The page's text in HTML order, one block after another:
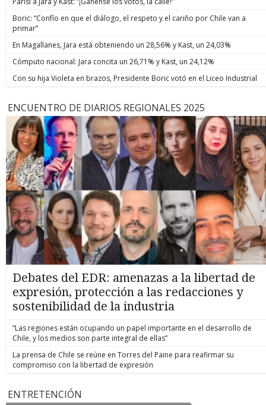
Boric: “Confío en que el diálogo, el respeto y el cariño por Chile van a
primar”
En Magallanes, Jara está obteniendo un 28,56% y Kast, un 24,03%
Cómputo nacional: Jara concita un 26,71% y Kast, un 24,12%
Con su hija Violeta en brazos, Presidente Boric votó en el Liceo Industrial
ENCUENTRO DE DIARIOS REGIONALES 2025
Debates del EDR: amenazas a la libertad de
expresión, protección a las redacciones y
sostenibilidad de la industria
“Las regiones están ocupando un papel importante en el desarrollo de
Chile, y los medios son parte integral de ellas”
La prensa de Chile se reúne en Torres del Paine para reafirmar su
compromiso con la libertad de expresión
ENTRETENCIÓN